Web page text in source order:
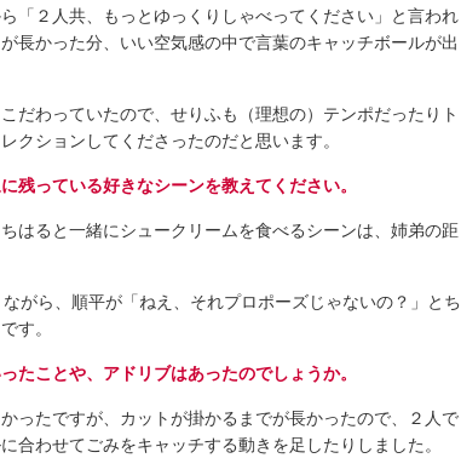
「２人共、もっとゆっくりしゃべってください」と言われ
長かった分、いい空気感の中で言葉のキャッチボールが出
わっていたので、せりふも（理想の）テンポだったりト
クションしてくださったのだと思います。
残っている好きなシーンを教えてください。
ると一緒にシュークリームを食べるシーンは、姉弟の距
ら、順平が「ねえ、それプロポーズじゃないの？」とち
す。
たことや、アドリブはあったのでしょうか。
たですが、カットが掛かるまでが長かったので、２人で
合わせてごみをキャッチする動きを足したりしました。